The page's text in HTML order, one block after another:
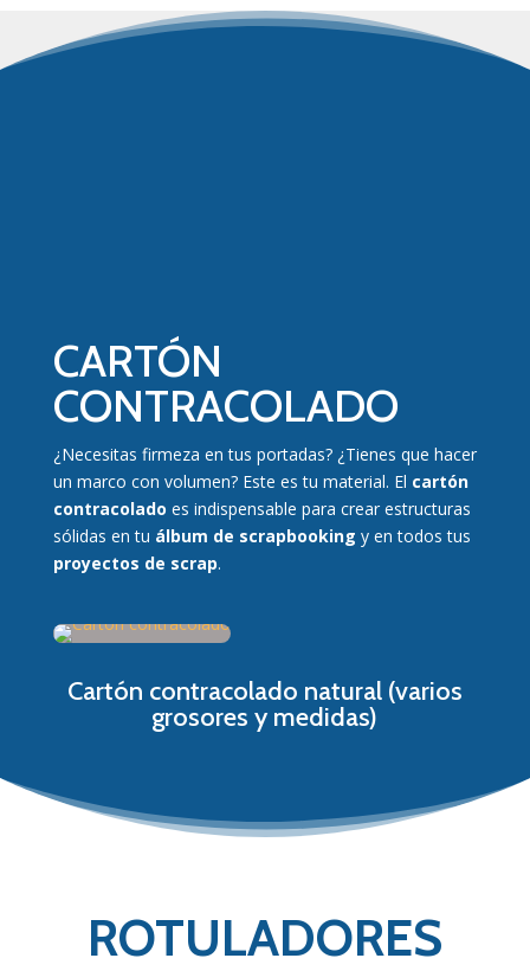
CARTÓN
CONTRACOLADO
¿Necesitas firmeza en tus portadas? ¿Tienes que hacer
un marco con volumen? Este es tu material. El cartón
contracolado es indispensable para crear estructuras
sólidas en tu álbum de scrapbooking y en todos tus
proyectos de scrap.
Cartón contracolado natural (varios
grosores y medidas)
ROTULADORES